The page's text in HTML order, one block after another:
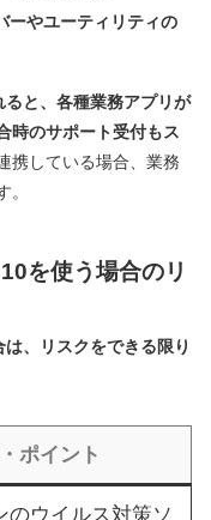
ーやユーティリティの
と、各種業務アプリが
時のサポート受付もス
携している場合、業務
を使う場合のリ
、リスクをできる限り
ポイント
のウイルス対策ソ